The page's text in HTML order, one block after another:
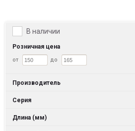
В наличии
Розничная цена
от до
Производитель
Серия
Длина (мм)